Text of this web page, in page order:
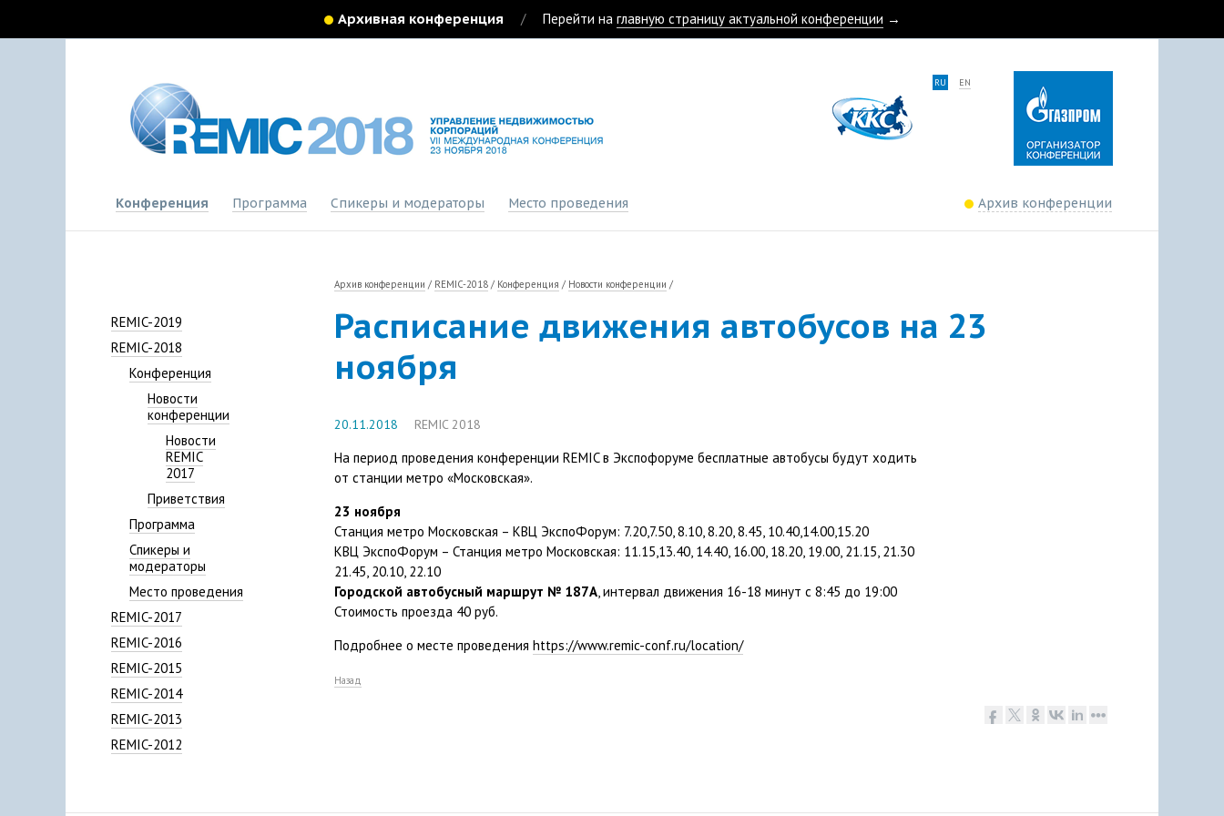
Архивная конференция / Перейти на главную страницу актуальной конференции →
RU EN
Конференция Программа Спикеры и модераторы Место проведения Архив конференции
REMIC-2019
REMIC-2018
Конференция
Новости
конференции
Новости
REMIC
2017
Приветствия
Программа
Спикеры и
модераторы
Место проведения
REMIC-2017
REMIC-2016
REMIC-2015
REMIC-2014
REMIC-2013
REMIC-2012
Архив конференции / REMIC-2018 / Конференция / Новости конференции /
Расписание движения автобусов на 23
ноября
20.11.2018 REMIC 2018
На период проведения конференции REMIC в Экспофоруме бесплатные автобусы будут ходить
от станции метро «Московская».
23 ноября
Станция метро Московская – КВЦ ЭкспоФорум: 7.20,7.50, 8.10, 8.20, 8.45, 10.40,14.00,15.20
КВЦ ЭкспоФорум – Станция метро Московская: 11.15,13.40, 14.40, 16.00, 18.20, 19.00, 21.15, 21.30
21.45, 20.10, 22.10
Городской автобусный маршрут № 187А, интервал движения 16-18 минут с 8:45 до 19:00
Стоимость проезда 40 руб.
Подробнее о месте проведения https://www.remic-conf.ru/location/
Назад